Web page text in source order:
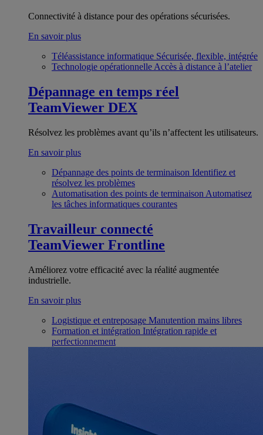
Connectivité à distance pour des opérations sécurisées.
En savoir plus
Téléassistance informatique Sécurisée, flexible, intégrée
Technologie opérationnelle Accès à distance à l’atelier
Dépannage en temps réel
TeamViewer DEX
Résolvez les problèmes avant qu’ils n’affectent les utilisateurs.
En savoir plus
Dépannage des points de terminaison Identifiez et
résolvez les problèmes
Automatisation des points de terminaison Automatisez
les tâches informatiques courantes
Travailleur connecté
TeamViewer Frontline
Améliorez votre efficacité avec la réalité augmentée
industrielle.
En savoir plus
Logistique et entreposage Manutention mains libres
Formation et intégration Intégration rapide et
perfectionnement